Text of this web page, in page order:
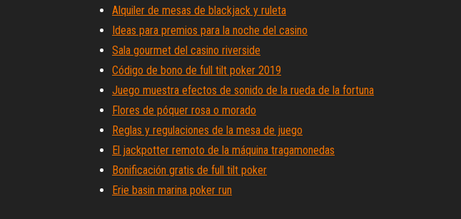
Alquiler de mesas de blackjack y ruleta
Ideas para premios para la noche del casino
Sala gourmet del casino riverside
Código de bono de full tilt poker 2019
Juego muestra efectos de sonido de la rueda de la fortuna
Flores de póquer rosa o morado
Reglas y regulaciones de la mesa de juego
El jackpotter remoto de la máquina tragamonedas
Bonificación gratis de full tilt poker
Erie basin marina poker run